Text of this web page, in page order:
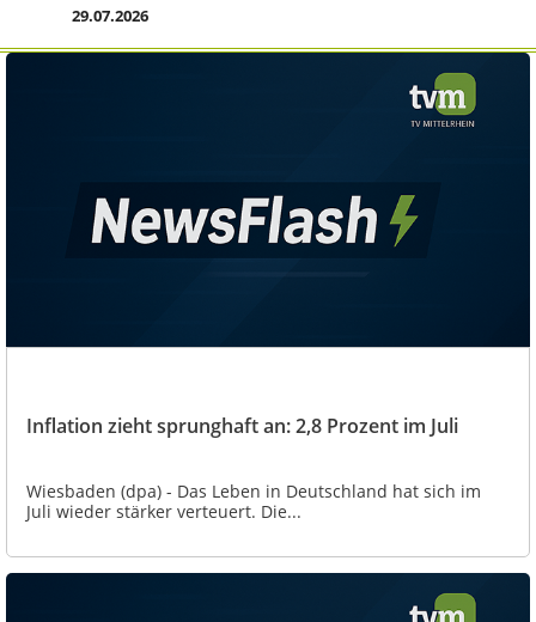
29.07.2026
Inflation zieht sprunghaft an: 2,8 Prozent im Juli
Wiesbaden (dpa) - Das Leben in Deutschland hat sich im
Juli wieder stärker verteuert. Die...